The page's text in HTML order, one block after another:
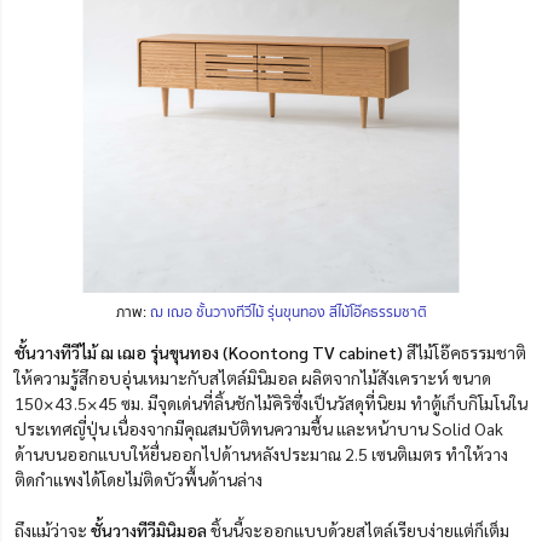
ภาพ:ฌ เฌอ ชั้นวางทีวีไม้ รุ่นขุนทอง สีไม้โอ๊คธรรมชาติ
ชั้นวางทีวีไม้ ฌ เฌอ รุ่นขุนทอง (Koontong TV cabinet) สีไม้โอ๊คธรรมชาติ
ให้ความรู้สึกอบอุ่นเหมาะกับสไตล์มินิมอล ผลิตจากไม้สังเคราะห์ ขนาด
150×43.5×45 ซม. มีจุดเด่นที่ลิ้นชักไม้คิริซึ่งเป็นวัสดุที่นิยม ทำตู้เก็บกิโมโนใน
ประเทศญี่ปุ่น เนื่องจากมีคุณสมบัติทนความชื้น และหน้าบาน Solid Oak
ด้านบนออกแบบให้ยื่นออกไปด้านหลังประมาณ 2.5 เซนติเมตร ทำให้วาง
ติดกำแพงได้โดยไม่ติดบัวพื้นด้านล่าง
ถึงแม้ว่าจะ ชั้นวางทีวีมินิมอล ชิ้นนี้จะออกแบบด้วยสไตล์เรียบง่ายแต่ก็เต็ม